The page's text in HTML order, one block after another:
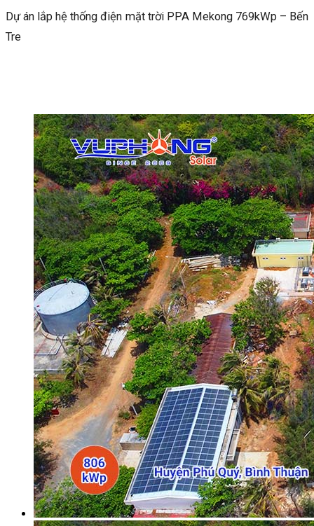
Dự án lắp hệ thống điện mặt trời PPA Mekong 769kWp – Bến
Tre